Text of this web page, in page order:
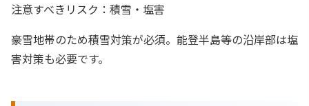
注意すべきリスク：積雪・塩害
豪雪地帯のため積雪対策が必須。能登半島等の沿岸部は塩
害対策も必要です。